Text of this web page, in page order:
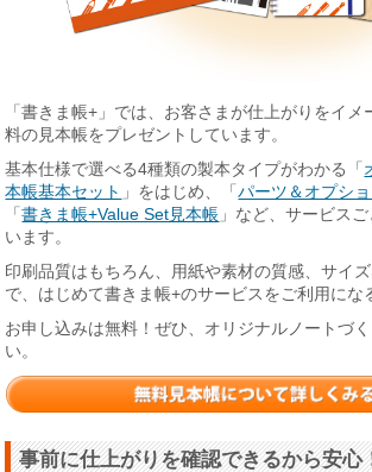
「書きま帳+」では、お客さまが仕上がりをイ
料の見本帳をプレゼントしています。
基本仕様で選べる4種類の製本タイプがわかる「
本帳基本セット 」をはじめ、「パーツ＆オプシ
「書きま帳+Value Set見本帳 」など、サービス
います。
印刷品質はもちろん、用紙や素材の質感、サイ
で、はじめて書きま帳+のサービスをご利用にな
お申し込みは無料！ぜひ、オリジナルノートづ
い。
事前に仕上がりを確認できるから安心